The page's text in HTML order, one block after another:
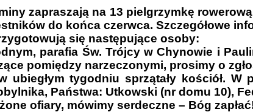
zapraszają na 13 pielgrzymkę
do końca czerwca. Szczegółowe
się następujące osoby:
parafia Św. Trójcy w Chynowie i
pomiędzy narzeczonymi, prosimy o
ubiegłym tygodniu sprzątały kościół.
Państwa: Utkowski (nr domu 10),
ofiary, mówimy serdeczne – Bóg